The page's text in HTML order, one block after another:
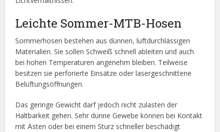
Leichte Sommer-MTB-Hosen
Sommerhosen bestehen aus dünnen, luftdurchlässigen
Materialien. Sie sollen Schweiß schnell ableiten und auch
bei hohen Temperaturen angenehm bleiben. Teilweise
besitzen sie perforierte Einsätze oder lasergeschnittene
Belüftungsöffnungen.
Das geringe Gewicht darf jedoch nicht zulasten der
Haltbarkeit gehen. Sehr dünne Gewebe können bei Kontakt
mit Ästen oder bei einem Sturz schneller beschädigt